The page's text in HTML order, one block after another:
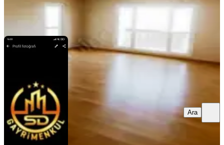
SD GAYRİMENKUL ŞULE DOLGUN
Ara